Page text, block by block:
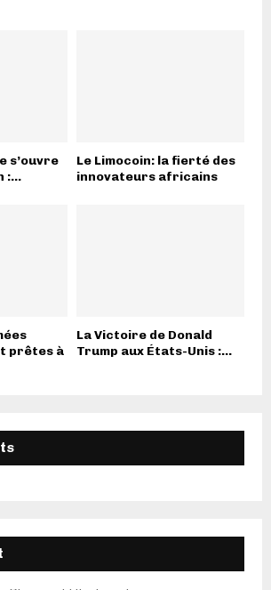
s’ouvre
:...
Le Limocoin: la fierté des
innovateurs africains
prêtes à
La Victoire de Donald
Trump aux États-Unis :...